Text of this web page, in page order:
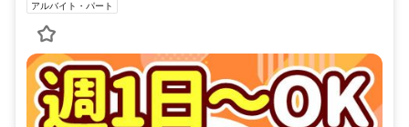
アルバイト・パート